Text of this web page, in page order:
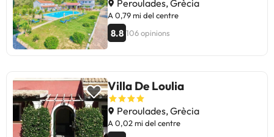
Peroulades, Grècia
A 0,79 mi del centre
8.8 106 opinions
Villa De Loulia
Peroulades, Grècia
A 0,02 mi del centre